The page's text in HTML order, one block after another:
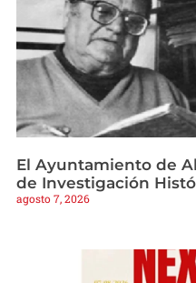
El Ayuntamiento de
de Investigación
agosto 7, 2026